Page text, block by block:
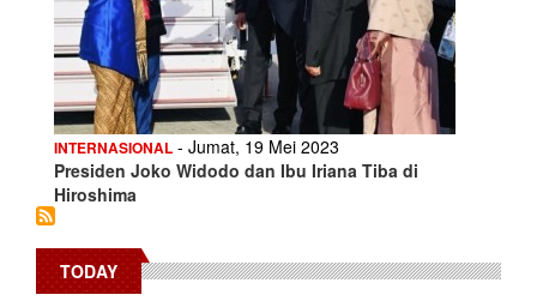
INTERNASIONAL - Jumat, 19 Mei 2023
Presiden Joko Widodo dan Ibu Iriana Tiba di
Hiroshima
TODAY